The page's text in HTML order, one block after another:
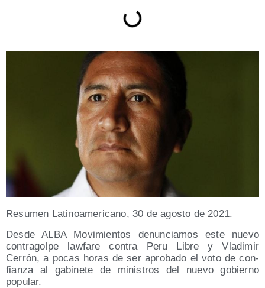
Resu­men Lati­no­ame­ri­cano, 30 de agos­to de 2021.
Des­de ALBA Movi­mien­tos denun­cia­mos este nue­vo
con­tra­gol­pe law­fa­re con­tra Peru Libre y Vla­di­mir
Cerrón, a pocas horas de ser apro­ba­do el voto de con­
fian­za al gabi­ne­te de minis­tros del nue­vo gobierno
popular.